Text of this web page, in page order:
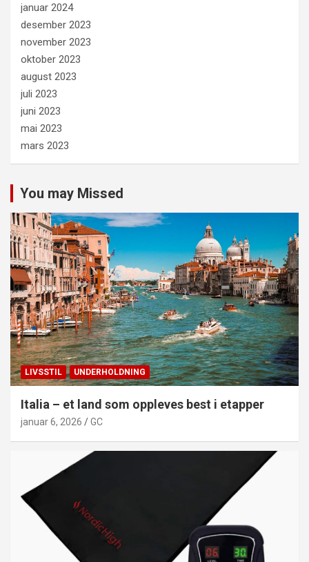
januar 2024
desember 2023
november 2023
oktober 2023
august 2023
juli 2023
juni 2023
mai 2023
mars 2023
You may Missed
LIVSSTIL UNDERHOLDNING
Italia – et land som oppleves best i etapper
januar 6, 2026 GC